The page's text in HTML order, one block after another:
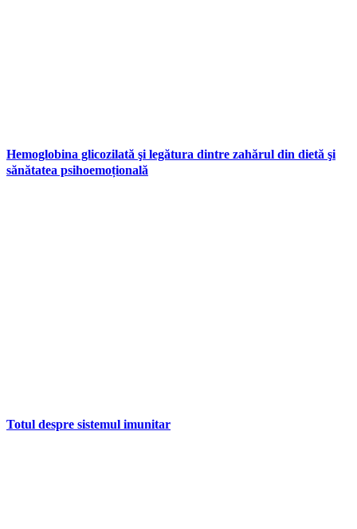
Hemoglobina glicozilată şi legătura dintre zahărul din dietă şi
sănătatea psihoemoțională
Totul despre sistemul imunitar